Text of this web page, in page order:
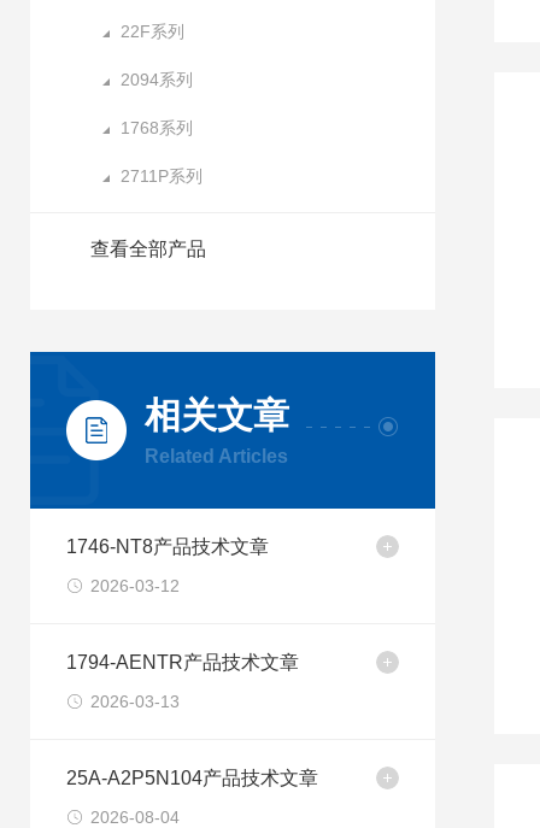
22F系列
2094系列
1768系列
2711P系列
查看全部产品
相关文章
Related Articles
1746-NT8产品技术文章
2026-03-12
1794-AENTR产品技术文章
2026-03-13
25A-A2P5N104产品技术文章
2026-08-04